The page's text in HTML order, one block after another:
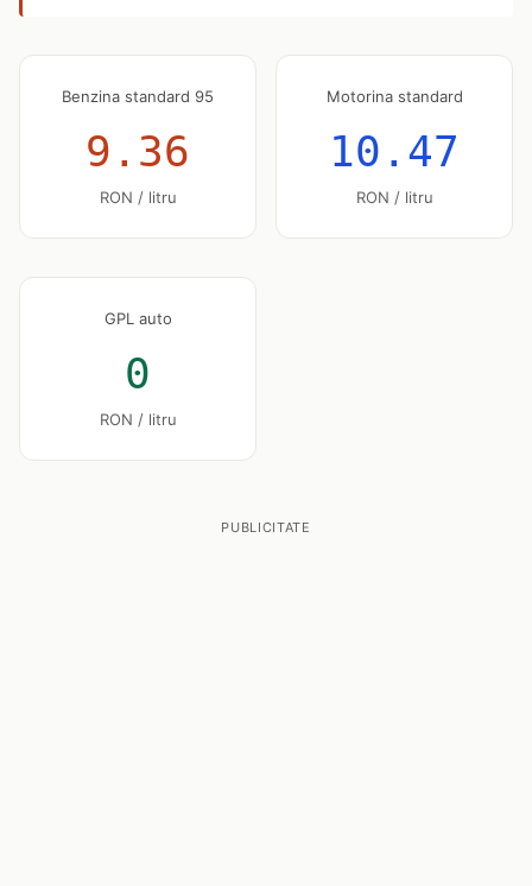
Benzina standard 95
9.36
RON / litru
Motorina standard
10.47
RON / litru
GPL auto
0
RON / litru
PUBLICITATE